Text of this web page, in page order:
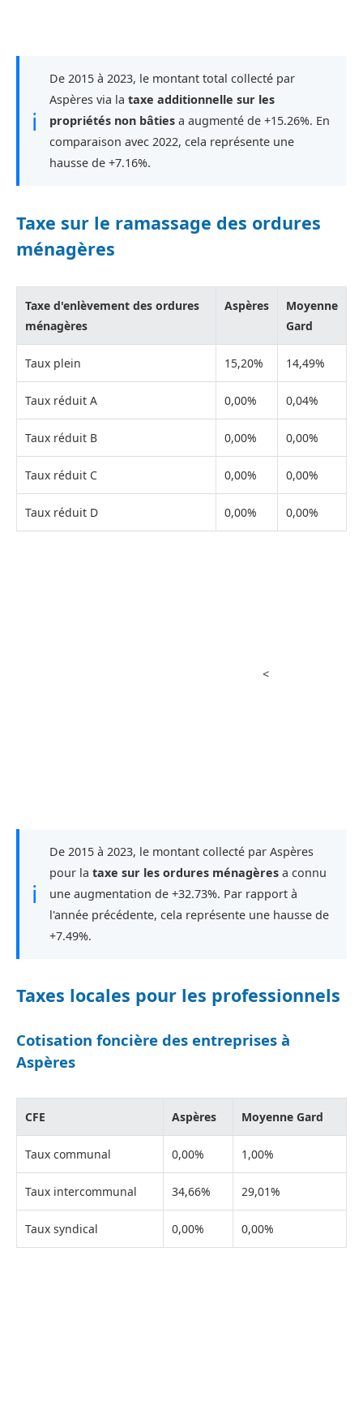
ℹ
De 2015 à 2023, le montant total collecté par
Aspères via la taxe additionnelle sur les
propriétés non bâties a augmenté de +15.26%. En
comparaison avec 2022, cela représente une
hausse de +7.16%.
Taxe sur le ramassage des ordures
ménagères
Taxe d'enlèvement des ordures
ménagères
Aspères
Moyenne
Gard
Taux plein 15,20% 14,49%
Taux réduit A 0,00% 0,04%
Taux réduit B 0,00% 0,00%
Taux réduit C 0,00% 0,00%
Taux réduit D 0,00% 0,00%
<
ℹ
De 2015 à 2023, le montant collecté par Aspères
pour la taxe sur les ordures ménagères a connu
une augmentation de +32.73%. Par rapport à
l'année précédente, cela représente une hausse de
+7.49%.
Taxes locales pour les professionnels
Cotisation foncière des entreprises à
Aspères
CFE Aspères Moyenne Gard
Taux communal 0,00% 1,00%
Taux intercommunal 34,66% 29,01%
Taux syndical 0,00% 0,00%